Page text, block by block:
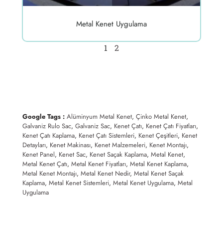
Metal Kenet Uygulama
1 2
Google Tags : Alüminyum Metal Kenet, Çinko Metal Kenet,
Galvaniz Rulo Sac, Galvaniz Sac, Kenet Çatı, Kenet Çatı Fiyatları,
Kenet Çatı Kaplama, Kenet Çatı Sistemleri, Kenet Çeşitleri, Kenet
Detayları, Kenet Makinası, Kenet Malzemeleri, Kenet Montajı,
Kenet Panel, Kenet Sac, Kenet Saçak Kaplama, Metal Kenet,
Metal Kenet Çatı, Metal Kenet Fiyatları, Metal Kenet Kaplama,
Metal Kenet Montajı, Metal Kenet Nedir, Metal Kenet Saçak
Kaplama, Metal Kenet Sistemleri, Metal Kenet Uygulama, Metal
Uygulama